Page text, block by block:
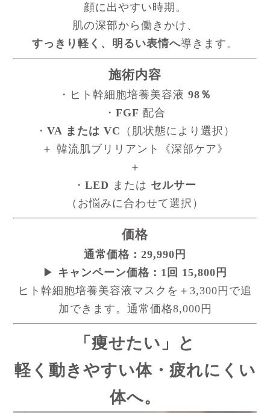
顔に出やすい時期。
肌の深部から働きかけ、
すっきり軽く、明るい表情へ導きます。
施術内容
・ヒト幹細胞培養美容液 98％
・ FGF 配合
・ VA または VC （肌状態により選択）
＋ 韓流肌ブリリアント《深部ケア》
＋
・ LED または セルサー
（お悩みに合わせて選択）
価格
通常価格：29,990円
▶ キャンペーン価格：1回 15,800円
ヒト幹細胞培養美容液マスクを＋3,300円で追
加できます。通常価格8,000円
「痩せたい」
と
軽く動きやすい体・疲れにくい
体へ。